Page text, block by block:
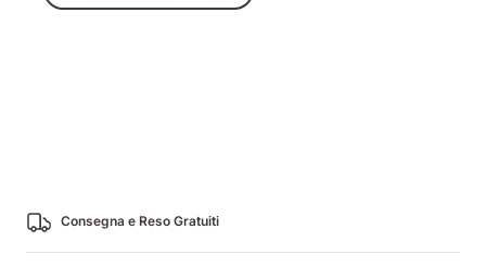
Consegna e Reso Gratuiti